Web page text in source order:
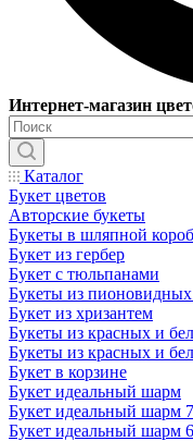
Интернет-магазин
Каталог
Букет цветов
Авторские букеты
Букеты в шляпной
Букет из гербер
Букет с тюльпанами
Букеты из пионовидных
Букет из хризантем
Букеты из красных и
Букеты из красных и
Букет в корзине
Букет идеальный шарм
Букет идеальный шарм
Букет идеальный шарм